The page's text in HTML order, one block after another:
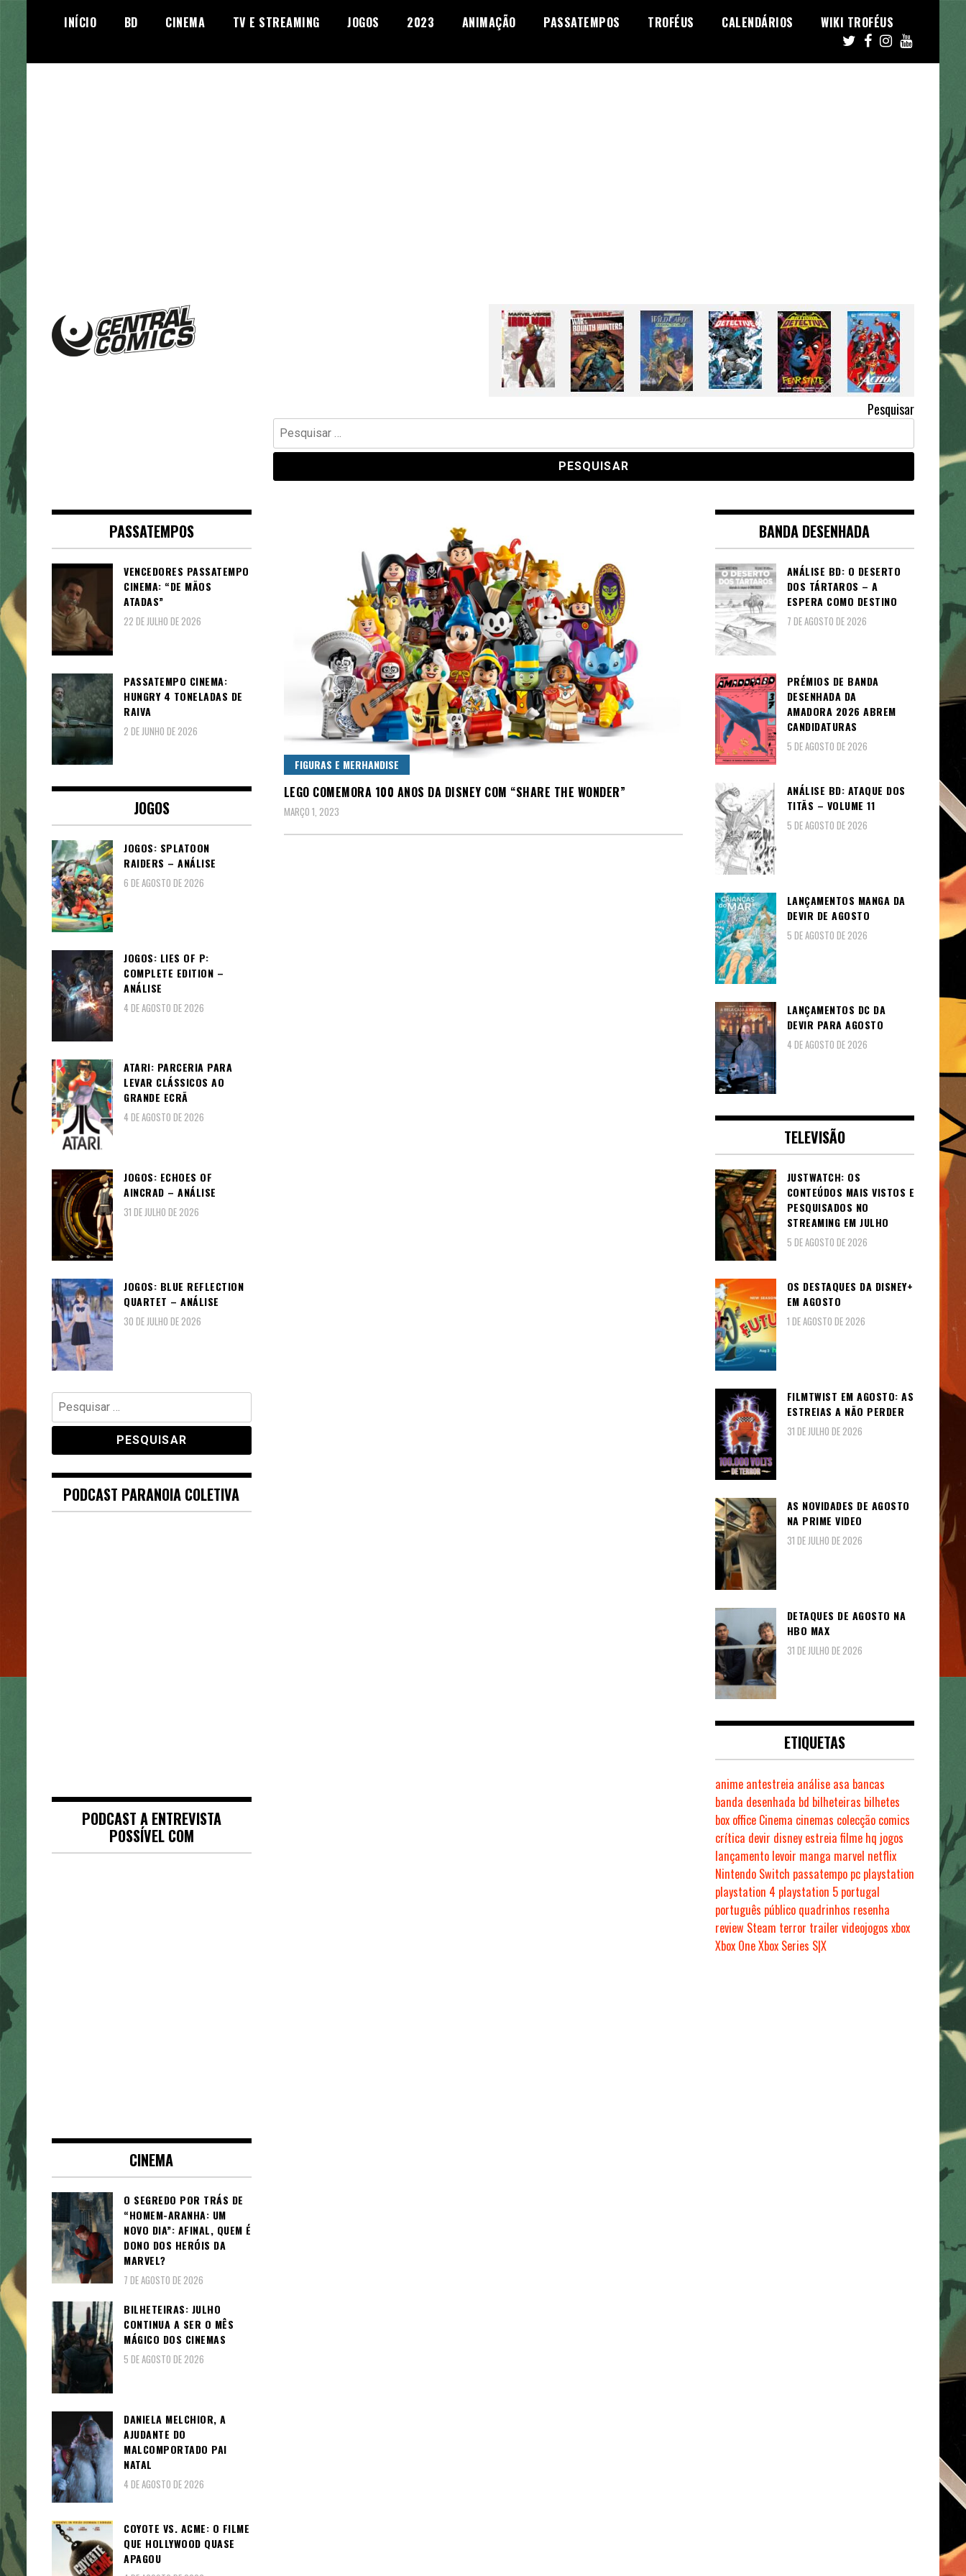
INÍCIO BD CINEMA TV E STREAMING JOGOS 2023 ANIMAÇÃO PASSATEMPOS TROFÉUS CALENDÁRIOS WIKI TROFÉUS
Pesquisar
Pesquisar
por:
FIGURAS E MERHANDISE
LEGO COMEMORA 100 ANOS DA DISNEY COM “SHARE THE WONDER”
MARÇO 1, 2023
PASSATEMPOS
VENCEDORES PASSATEMPO
CINEMA: “DE MÃOS
ATADAS”
22 DE JULHO DE 2026
PASSATEMPO CINEMA:
HUNGRY 4 TONELADAS DE
RAIVA
2 DE JUNHO DE 2026
JOGOS
JOGOS: SPLATOON
RAIDERS – ANÁLISE
6 DE AGOSTO DE 2026
JOGOS: LIES OF P:
COMPLETE EDITION –
ANÁLISE
4 DE AGOSTO DE 2026
ATARI: PARCERIA PARA
LEVAR CLÁSSICOS AO
GRANDE ECRÃ
4 DE AGOSTO DE 2026
JOGOS: ECHOES OF
AINCRAD – ANÁLISE
31 DE JULHO DE 2026
JOGOS: BLUE REFLECTION
QUARTET – ANÁLISE
30 DE JULHO DE 2026
Pesquisar
por:
PODCAST PARANOIA COLETIVA
PODCAST A ENTREVISTA
POSSÍVEL COM
CINEMA
O SEGREDO POR TRÁS DE
“HOMEM-ARANHA: UM
NOVO DIA”: AFINAL, QUEM É
DONO DOS HERÓIS DA
MARVEL?
7 DE AGOSTO DE 2026
BILHETEIRAS: JULHO
CONTINUA A SER O MÊS
MÁGICO DOS CINEMAS
5 DE AGOSTO DE 2026
DANIELA MELCHIOR, A
AJUDANTE DO
MALCOMPORTADO PAI
NATAL
4 DE AGOSTO DE 2026
COYOTE VS. ACME: O FILME
QUE HOLLYWOOD QUASE
APAGOU
BANDA DESENHADA
ANÁLISE BD: O DESERTO
DOS TÁRTAROS – A
ESPERA COMO DESTINO
7 DE AGOSTO DE 2026
PRÉMIOS DE BANDA
DESENHADA DA
AMADORA 2026 ABREM
CANDIDATURAS
5 DE AGOSTO DE 2026
ANÁLISE BD: ATAQUE DOS
TITÃS – VOLUME 11
5 DE AGOSTO DE 2026
LANÇAMENTOS MANGA DA
DEVIR DE AGOSTO
5 DE AGOSTO DE 2026
LANÇAMENTOS DC DA
DEVIR PARA AGOSTO
4 DE AGOSTO DE 2026
TELEVISÃO
JUSTWATCH: OS
CONTEÚDOS MAIS VISTOS E
PESQUISADOS NO
STREAMING EM JULHO
5 DE AGOSTO DE 2026
OS DESTAQUES DA DISNEY+
EM AGOSTO
1 DE AGOSTO DE 2026
FILMTWIST EM AGOSTO: AS
ESTREIAS A NÃO PERDER
31 DE JULHO DE 2026
AS NOVIDADES DE AGOSTO
NA PRIME VIDEO
31 DE JULHO DE 2026
DETAQUES DE AGOSTO NA
HBO MAX
31 DE JULHO DE 2026
ETIQUETAS
anime antestreia análise asa bancas
banda desenhada bd bilheteiras bilhetes
box office Cinema cinemas colecção comics
crítica devir disney estreiafilme hq jogos
lançamento levoir manga marvel netflix
Nintendo Switch passatempo pc playstation
playstation 4 playstation 5 portugal
português público quadrinhos resenha
review Steam terror trailer videojogos xbox
Xbox OneXbox Series S|X